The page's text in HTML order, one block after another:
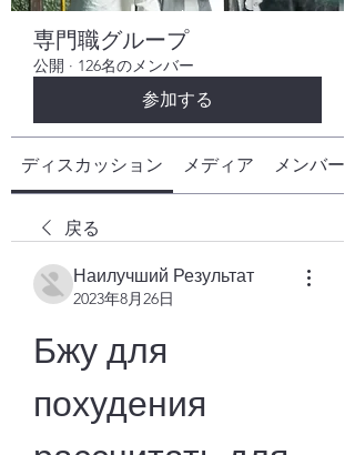
専門職グループ
公開 · 126名のメンバー
参加する
ディスカッション メディア メンバー
戻る
Наилучший Результат
2023年8月26日
Бжу для
похудения